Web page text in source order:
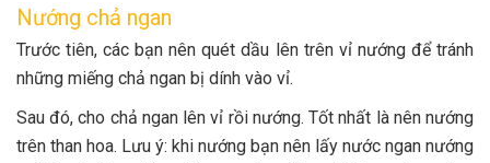
Nướng chả ngan
Trước tiên, các bạn nên quét dầu lên trên vỉ nướng để tránh
những miếng chả ngan bị dính vào vỉ.
Sau đó, cho chả ngan lên vỉ rồi nướng. Tốt nhất là nên nướng
trên than hoa. Lưu ý: khi nướng bạn nên lấy nước ngan nướng